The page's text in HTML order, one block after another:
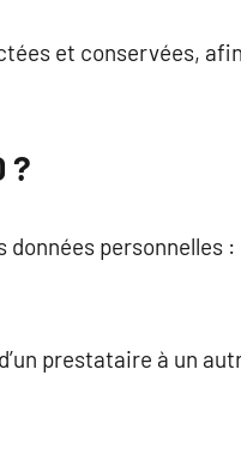
et conservées,
?
personnelles :
prestataire à un